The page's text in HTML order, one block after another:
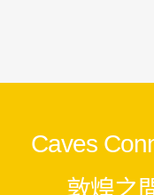
Caves